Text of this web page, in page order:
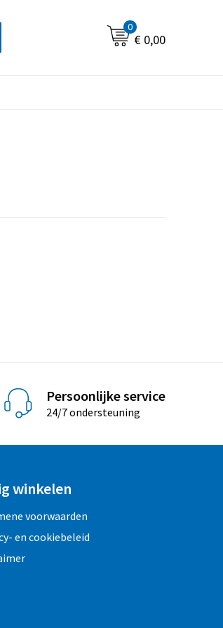
0
€ 0,00
Persoonlijke service
24/7 ondersteuning
winkelen
voorwaarden
en cookiebeleid